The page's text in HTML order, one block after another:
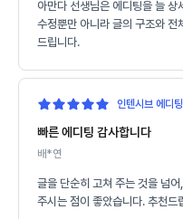
아만다 선생님은 에디팅을 늘
수정뿐만 아니라 글의 구조와 전
드립니다.
인텐시브 에디팅
빠른 에디팅 감사합니다
배*연
글을 단순히 고쳐 주는 것을 넘
주시는 점이 좋았습니다. 추천드